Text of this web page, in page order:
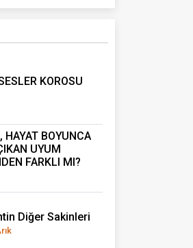
KOROSU
HAYAT BOYUNCA
UYUM
FARKLI MI?
Diğer Sakinleri